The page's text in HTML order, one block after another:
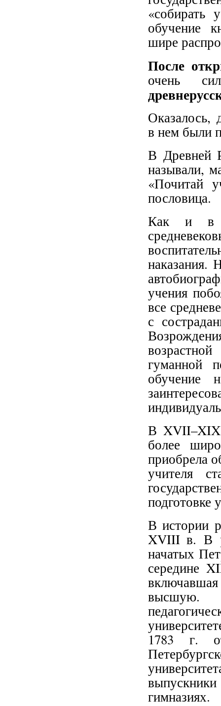
обучение
шире
После
очень
Оказалось,
в нем были
В Древней
называли,
«Почитай
пословица.
Как и в
наказания.
учения
все
с
гуманной
обучение
В XVII–XIX
более
приобрела
учителя
подготовке
В истории
XVIII в. В
начатых
середине
высшую.
1783 г.
гимназиях.